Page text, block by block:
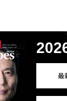
最